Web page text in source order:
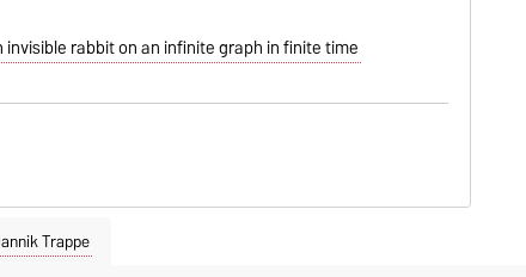
invisible rabbit on an infinite graph in finite time
Trappe